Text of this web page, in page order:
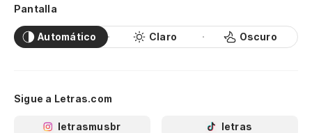
Pantalla
Automático Claro Oscuro
Sigue a Letras.com
letrasmusbr letras